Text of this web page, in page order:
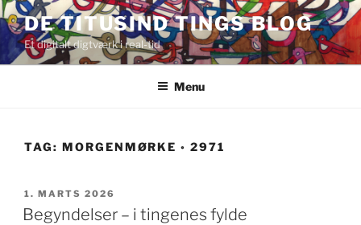
Videre
til
indhold
DE TITUSIND TINGS BLOG
Et digitalt digtværk i real-tid
Menu
TAG: MORGENMØRKE ◦ 2971
UDGIVET
DEN
1. MARTS 2026
Begyndelser – i tingenes fylde